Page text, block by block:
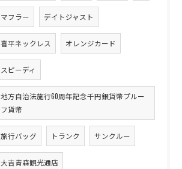
マフラー デイトジャスト
喜平ネックレス オレンジカード
スピーディ
地方自治法施行60周年記念千円銀貨幣プルー
フ貨幣
旅行バッグ トランク サンクルー
大吉青森観光通店